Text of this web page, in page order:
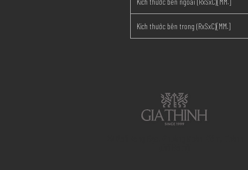
Kích thước bên trong (RxSxC)[MM.]